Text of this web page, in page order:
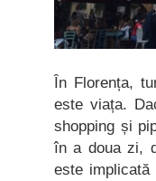
În Florența,
este viața.
shopping și
în a doua zi,
este